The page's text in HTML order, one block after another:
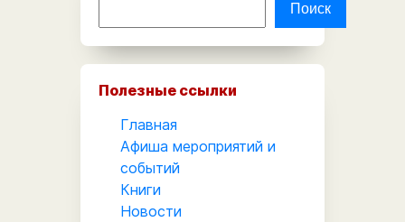
Поиск
Полезные ссылки
Главная
Афиша мероприятий и
событий
Книги
Новости